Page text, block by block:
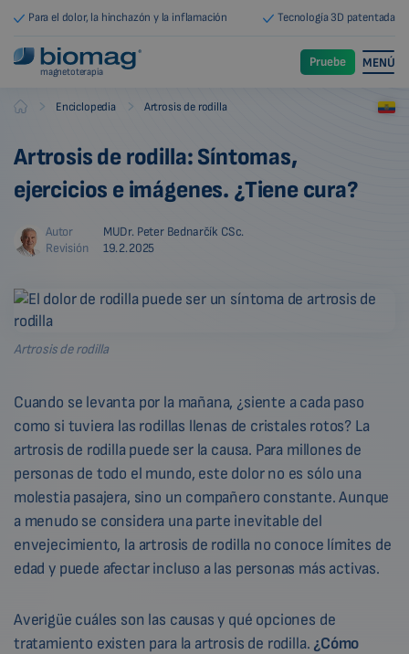
Para el dolor, la hinchazón y la inflamación Tecnología 3D patentada
magnetoterapia
Pruebe MENÚ
Biomag Enciclopedia Artrosis de rodilla
Artrosis de rodilla: Síntomas,
ejercicios e imágenes. ¿Tiene cura?
Autor
MUDr. Peter Bednarčík CSc.
Revisión
19.2.2025
Artrosis de rodilla
Cuando se levanta por la mañana, ¿siente a cada paso
como si tuviera las rodillas llenas de cristales rotos? La
artrosis de rodilla puede ser la causa. Para millones de
personas de todo el mundo, este dolor no es sólo una
molestia pasajera, sino un compañero constante. Aunque
a menudo se considera una parte inevitable del
envejecimiento, la artrosis de rodilla no conoce límites de
edad y puede afectar incluso a las personas más activas.
Averigüe cuáles son las causas y qué opciones de
tratamiento existen para la artrosis de rodilla. ¿Cómo